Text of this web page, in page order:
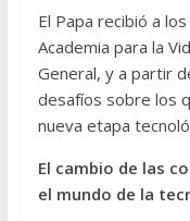
El Papa recibió a
Academia para la
General, y a partir
desafíos sobre los
nueva etapa
El cambio de las
el mundo de la